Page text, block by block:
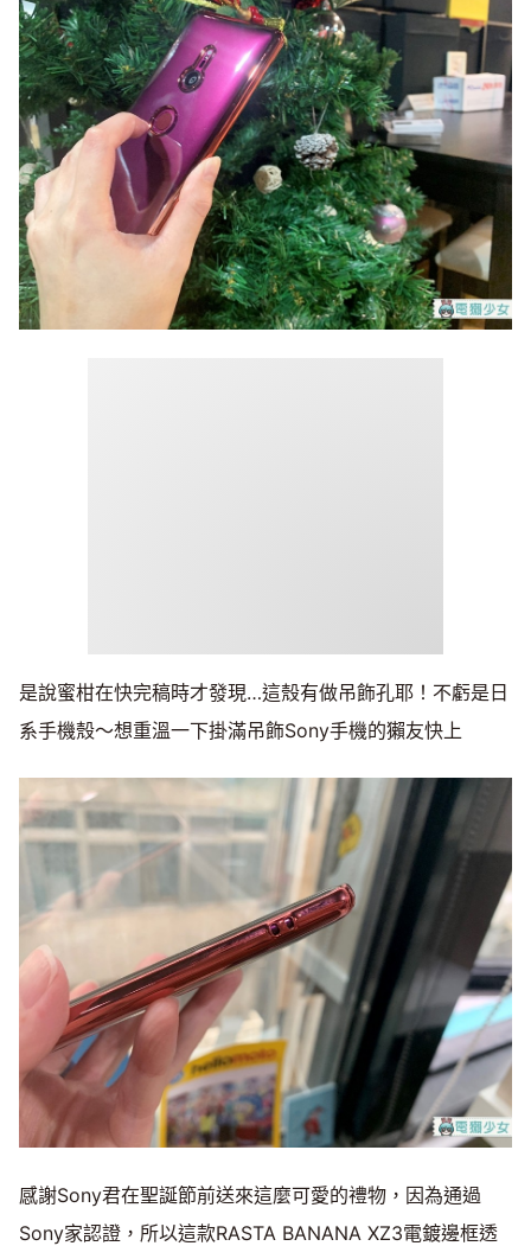
是說蜜柑在快完稿時才發現…這殼有做吊飾孔耶！不虧是日
系手機殼～想重溫一下掛滿吊飾Sony手機的獺友快上
感謝Sony君在聖誕節前送來這麼可愛的禮物，因為通過
Sony家認證，所以這款RASTA BANANA XZ3電鍍邊框透